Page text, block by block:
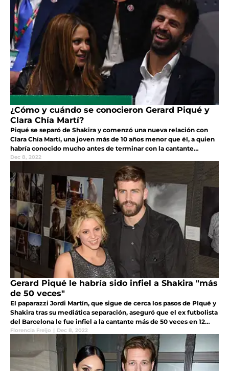
¿Cómo y cuándo se conocieron Gerard Piqué y
Clara Chía Martí?
Piqué se separó de Shakira y comenzó una nueva relación con
Clara Chía Martí, una joven más de 10 años menor que él, a quien
habría conocido mucho antes de terminar con la cantante
colombiana
Dec 8, 2022
Gerard Piqué le habría sido infiel a Shakira "más
de 50 veces"
El paparazzi Jordi Martín, que sigue de cerca los pasos de PIqué y
Shakira tras su mediática separación, aseguró que el ex futbolista
del Barcelona le fue infiel a la cantante más de 50 veces en 12
años de relación
Florencia Freijo | Dec 8, 2022